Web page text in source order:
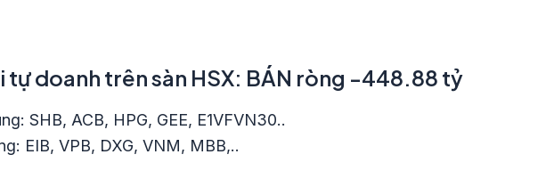
tự doanh trên sàn HSX: BÁN ròng -448.88 tỷ
SHB, ACB, HPG, GEE, E1VFVN30..
EIB, VPB, DXG, VNM, MBB,..